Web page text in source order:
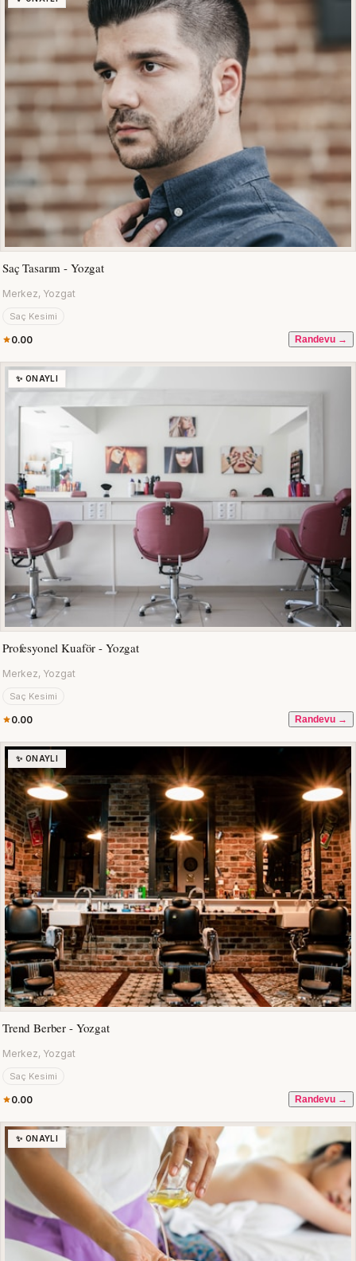
Saç Tasarım - Yozgat
Merkez, Yozgat
Saç Kesimi
0.00 Randevu →
✨ ONAYLI
Profesyonel Kuaför - Yozgat
Merkez, Yozgat
Saç Kesimi
0.00 Randevu →
✨ ONAYLI
Trend Berber - Yozgat
Merkez, Yozgat
Saç Kesimi
0.00 Randevu →
✨ ONAYLI